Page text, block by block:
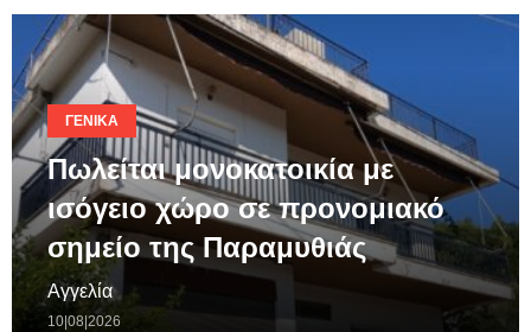
ΓΕΝΙΚΆ
Πωλείται μονοκατοικία με
ισόγειο χώρο σε προνομιακό
σημείο της Παραμυθιάς
Αγγελία
10|08|2026